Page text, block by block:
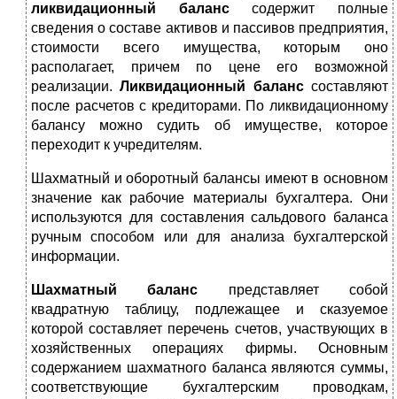
ликвидационный баланссодержит полные
сведения о составе активов и пассивов предприятия,
стоимости всего имущества, которым оно
располагает, причем по цене его возможной
реализации.Ликвидационный баланссоставляют
после расчетов с кредиторами. По ликвидационному
балансу можно судить об имуществе, которое
переходит к учредителям.
Шахматный и оборотный балансы имеют в основном
значение как рабочие материалы бухгалтера. Они
используются для составления сальдового баланса
ручным способом или для анализа бухгалтерской
информации.
Шахматный баланс представляет собой
квадратную таблицу, подлежащее и сказуемое
которой составляет перечень счетов, участвующих в
хозяйственных операциях фирмы. Основным
содержанием шахматного баланса являются суммы,
соответствующие бухгалтерским проводкам,